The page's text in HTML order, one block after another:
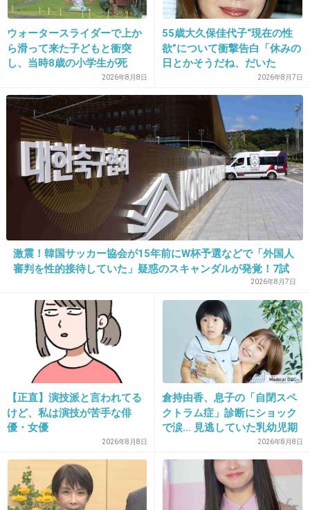
19. 匿名2013/04/04(木) 15:24:29
関東や東北に住んでなくて本当に良かった
…まあ食べ物には気をつけてなきゃだけど＞＿＜
20. 匿名2013/04/04(木) 15:25:14
急性心不全で亡くなった人もいないよね。
放射脳嘘つきばっかり(ヽ´ω`)
+19 -83
21. 匿名2013/04/04(木) 15:25:37
-46
2013/04/04(木) 15:26:07
ひまわり やばすぎ
ウォータースライダーで上か
ら滑って来た子どもと衝突
し、当時8歳の小学生が死
亡 イベントの引率責任者の
町職員を「減給」の懲戒処
分 児童の両親は「軽過ぎ
る」「全く納得できない」
島根県邑南町
2026年8月8日
55歳大久保佳代子“現在の性
欲”について衝撃告白「休みの
日とかそうだね、だいた
2026年8月7日
激震！韓国サッカー協会が15年前にW杯予選などで「外国人
審判を性的接待していた」疑惑のスキャンダルが発覚！7試
合20人が対象で日本人審判が含まれていたとの指摘も…2026年8月7日
【正直】演技派と言われてる
けど、私は演技が苦手な俳
優・女優
2026年8月8日
倉持由香、息子の「自閉スペ
クトラム症」診断にショック
で涙… 見逃していた乳幼児期
2026年8月8日